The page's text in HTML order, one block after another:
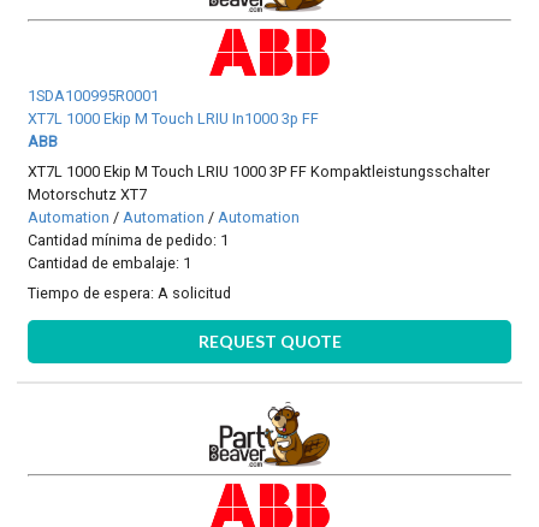
1SDA100995R0001
XT7L 1000 Ekip M Touch LRIU In1000 3p FF
ABB
XT7L 1000 Ekip M Touch LRIU 1000 3P FF Kompaktleistungsschalter
Motorschutz XT7
Automation /Automation /Automation
Cantidad mínima de pedido: 1
Cantidad de embalaje: 1
Tiempo de espera:A solicitud
REQUEST QUOTE